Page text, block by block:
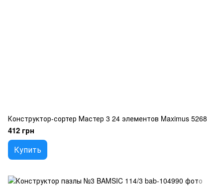
Конструктор-сортер Мастер 3 24 элементов Maximus 5268
412 грн
Купить